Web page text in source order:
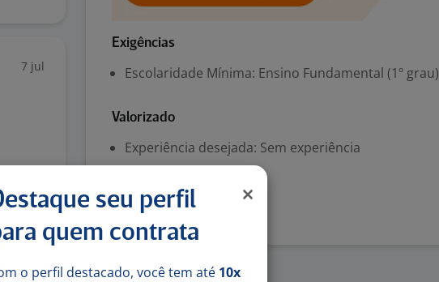
7 jul
a
Exigências
Escolaridade Mínima: Ensino Fundamental (1º grau)
Valorizado
Experiência desejada: Sem experiência
Denunciar vaga
seu perfil
quem contrata
o perfil destacado, você tem até 10x